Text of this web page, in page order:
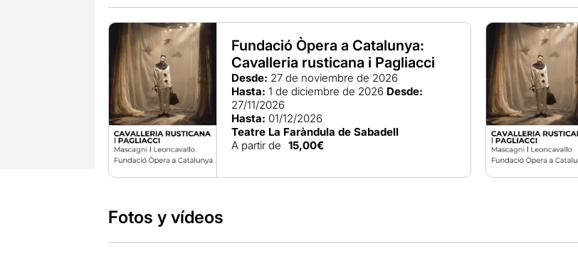
Fundació Òpera a Catalunya:
Cavalleria rusticana i Pagliacci
Desde: 27 de noviembre de 2026
Hasta: 1 de diciembre de 2026 Desde:
27/11/2026
Hasta: 01/12/2026
Teatre La Faràndula de Sabadell
A partir de 15,00€
Fotos y vídeos